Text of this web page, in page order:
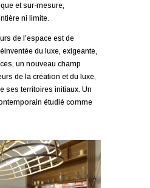
et sur-mesure,
ni limite.
de l’espace est de
du luxe, exigeante,
un nouveau champ
de la création et du luxe,
ses territoires initiaux. Un
étudié comme